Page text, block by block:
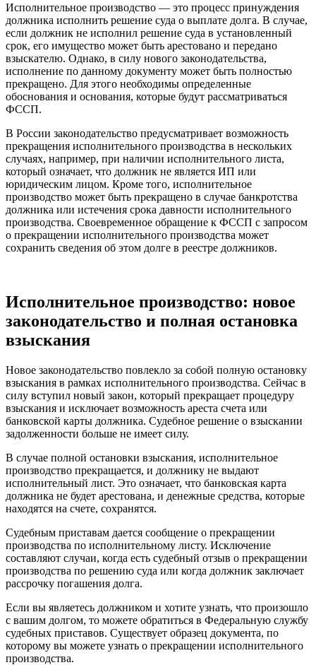
Исполнительное производство — это процесс принуждения
должника исполнить решение суда о выплате долга. В случае,
если должник не исполнил решение суда в установленный
срок, его имущество может быть арестовано и передано
взыскателю. Однако, в силу нового законодательства,
исполнение по данному документу может быть полностью
прекращено. Для этого необходимы определенные
обоснования и основания, которые будут рассматриваться
ФССП.
В России законодательство предусматривает возможность
прекращения исполнительного производства в нескольких
случаях, например, при наличии исполнительного листа,
который означает, что должник не является ИП или
юридическим лицом. Кроме того, исполнительное
производство может быть прекращено в случае банкротства
должника или истечения срока давности исполнительного
производства. Своевременное обращение к ФССП с запросом
о прекращении исполнительного производства может
сохранить сведения об этом долге в реестре должников.
Исполнительное производство: новое
законодательство и полная остановка
взыскания
Новое законодательство повлекло за собой полную остановку
взыскания в рамках исполнительного производства. Сейчас в
силу вступил новый закон, который прекращает процедуру
взыскания и исключает возможность ареста счета или
банковской карты должника. Судебное решение о взыскании
задолженности больше не имеет силу.
В случае полной остановки взыскания, исполнительное
производство прекращается, и должнику не выдают
исполнительный лист. Это означает, что банковская карта
должника не будет арестована, и денежные средства, которые
находятся на счете, сохранятся.
Судебным приставам дается сообщение о прекращении
производства по исполнительному листу. Исключение
составляют случаи, когда есть судебный отзыв о прекращении
производства по решению суда или когда должник заключает
рассрочку погашения долга.
Если вы являетесь должником и хотите узнать, что произошло
с вашим долгом, то можете обратиться в Федеральную службу
судебных приставов. Существует образец документа, по
которому вы можете узнать о прекращении исполнительного
производства.